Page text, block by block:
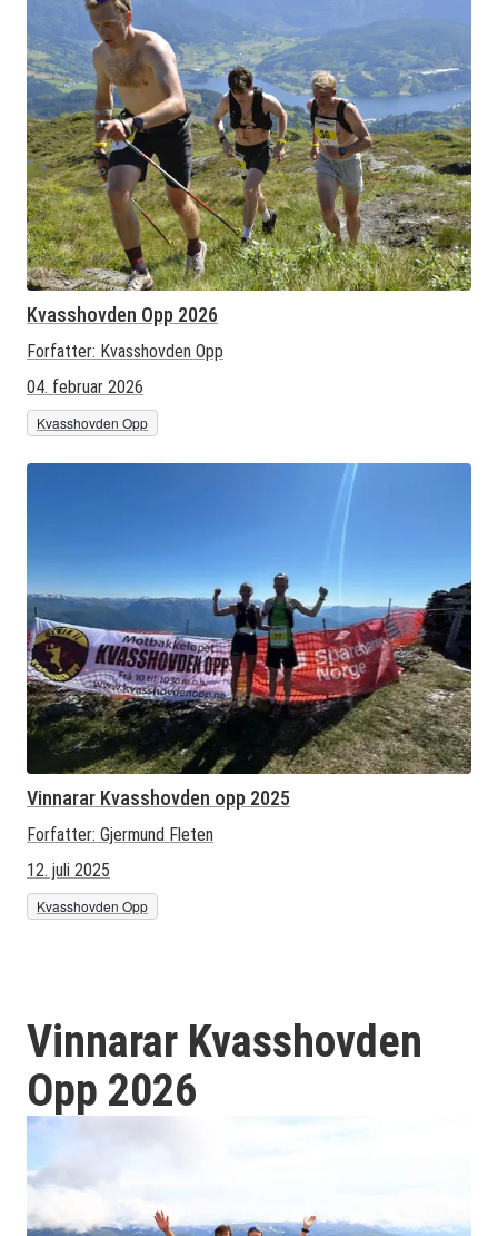
Kvasshovden Opp 2026
Forfatter: Kvasshovden Opp
04. februar 2026
Kvasshovden Opp
Vinnarar Kvasshovden opp 2025
Forfatter: Gjermund Fleten
12. juli 2025
Kvasshovden Opp
Vinnarar Kvasshovden
Opp 2026